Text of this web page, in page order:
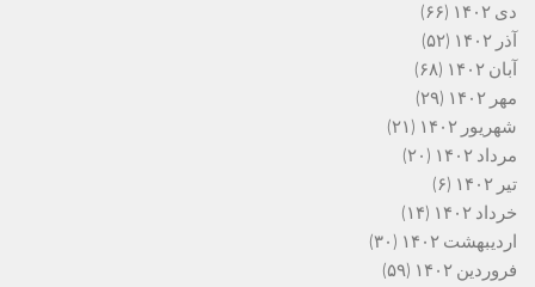
دی ۱۴۰۲
(۶۶)
آذر ۱۴۰۲
(۵۲)
آبان ۱۴۰۲
(۶۸)
مهر ۱۴۰۲
(۲۹)
شهریور ۱۴۰۲
(۲۱)
مرداد ۱۴۰۲
(۲۰)
تیر ۱۴۰۲
(۶)
خرداد ۱۴۰۲
(۱۴)
اردیبهشت ۱۴۰۲
(۳۰)
فروردین ۱۴۰۲
(۵۹)